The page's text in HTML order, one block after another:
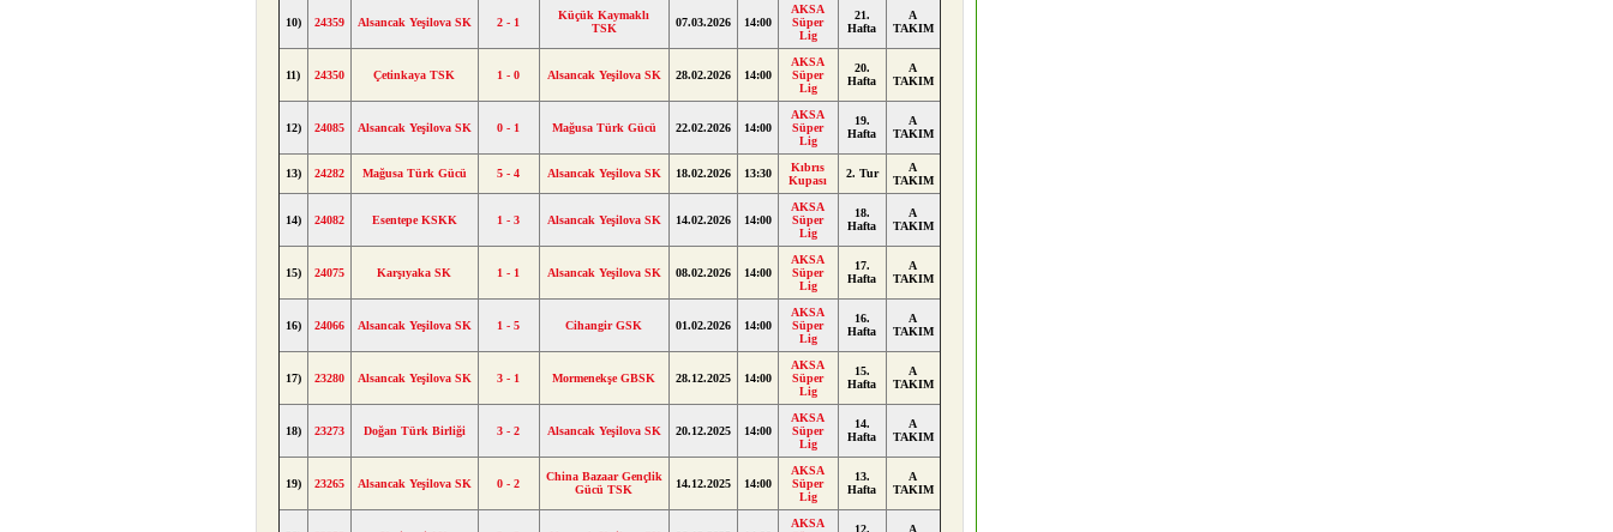
10) 24359 Alsancak Yeşilova SK 2 - 1
Küçük Kaymaklı
TSK
07.03.2026 14:00
AKSA
Süper
Lig
21.
Hafta
A
TAKIM
11) 24350 Çetinkaya TSK 1 - 0 Alsancak Yeşilova SK 28.02.2026 14:00
AKSA
Süper
Lig
20.
Hafta
A
TAKIM
12) 24085 Alsancak Yeşilova SK 0 - 1 Mağusa Türk Gücü 22.02.2026 14:00
AKSA
Süper
Lig
19.
Hafta
A
TAKIM
13) 24282 Mağusa Türk Gücü 5 - 4 Alsancak Yeşilova SK 18.02.2026 13:30
Kıbrıs
Kupası
2. Tur
A
TAKIM
14) 24082 Esentepe KSKK 1 - 3 Alsancak Yeşilova SK 14.02.2026 14:00
AKSA
Süper
Lig
18.
Hafta
A
TAKIM
15) 24075 Karşıyaka SK 1 - 1 Alsancak Yeşilova SK 08.02.2026 14:00
AKSA
Süper
Lig
17.
Hafta
A
TAKIM
16) 24066 Alsancak Yeşilova SK 1 - 5 Cihangir GSK 01.02.2026 14:00
AKSA
Süper
Lig
16.
Hafta
A
TAKIM
17) 23280 Alsancak Yeşilova SK 3 - 1 Mormenekşe GBSK 28.12.2025 14:00
AKSA
Süper
Lig
15.
Hafta
A
TAKIM
18) 23273 Doğan Türk Birliği 3 - 2 Alsancak Yeşilova SK 20.12.2025 14:00
AKSA
Süper
Lig
14.
Hafta
A
TAKIM
19) 23265 Alsancak Yeşilova SK 0 - 2
China Bazaar Gençlik
Gücü TSK
14.12.2025 14:00
AKSA
Süper
Lig
13.
Hafta
A
TAKIM
AKSA
12.
A